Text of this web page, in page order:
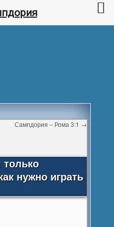
Сампдория – Рома 3:1 →
только
нужно играть